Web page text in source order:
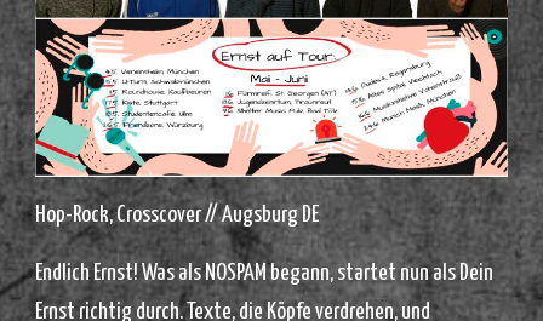
Hop-Rock, Crosscover // Augsburg DE
Endlich Ernst! Was als NOSPAM begann, startet nun als Dein
Ernst richtig durch. Texte, die Köpfe verdrehen, und